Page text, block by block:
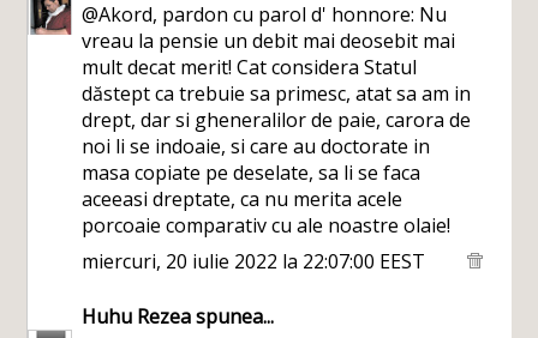
@Akord, pardon cu parol d' honnore: Nu
vreau la pensie un debit mai deosebit mai
mult decat merit! Cat considera Statul
dăstept ca trebuie sa primesc, atat sa am in
drept, dar si gheneralilor de paie, carora de
noi li se indoaie, si care au doctorate in
masa copiate pe deselate, sa li se faca
aceeasi dreptate, ca nu merita acele
porcoaie comparativ cu ale noastre olaie!
miercuri, 20 iulie 2022 la 22:07:00 EEST
Huhu Rezeaspunea...